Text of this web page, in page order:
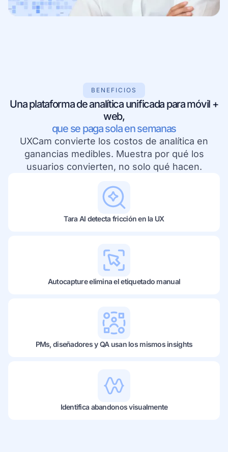
Conoce más sobre nuestra empresa
Historias inspiradoras de clientes reales
BENEFICIOS
Una plataforma de analítica unificada para móvil +
web,
que se paga sola en semanas
UXCam convierte los costos de analítica en
ganancias medibles. Muestra por qué los
usuarios convierten, no solo qué hacen.
Tara AI detecta fricción en la UX
Autocapture elimina el etiquetado manual
PMs, diseñadores y QA usan los mismos insights
Identifica abandonos visualmente